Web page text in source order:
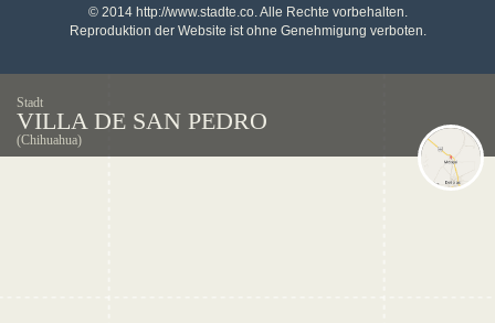
© 2014 http://www.stadte.co. Alle Rechte vorbehalten.
Reproduktion der Website ist ohne Genehmigung verboten.
Stadt
VILLA DE SAN PEDRO
(Chihuahua)